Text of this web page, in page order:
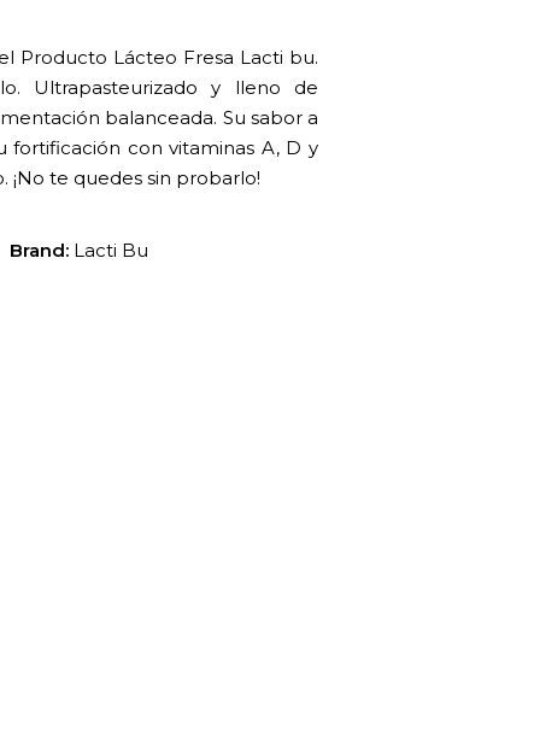
Producto Lácteo Fresa Lacti bu.
Ultrapasteurizado y lleno de
balanceada. Su sabor a
fortificación con vitaminas A, D y
te quedes sin probarlo!
Brand: Lacti Bu